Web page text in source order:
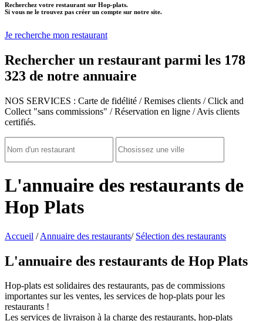
Recherchez votre restaurant sur Hop-plats.
Si vous ne le trouvez pas créer un compte sur notre site.
Je recherche mon restaurant
Rechercher un restaurant parmi les 178
323 de notre annuaire
NOS SERVICES : Carte de fidélité / Remises clients / Click and
Collect "sans commissions" / Réservation en ligne / Avis clients
certifiés.
L'annuaire des restaurants de
Hop Plats
Accueil /Annuaire des restaurants/ Sélection des restaurants
L'annuaire des restaurants de Hop Plats
Hop-plats est solidaires des restaurants, pas de commissions
importantes sur les ventes, les services de hop-plats pour les
restaurants !
Les services de livraison à la charge des restaurants, hop-plats